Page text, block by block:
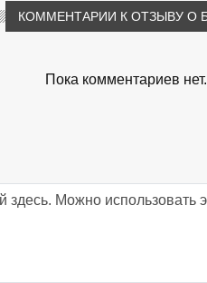
КОММЕНТАРИИ К ОТЗЫВУ О
Пока комментариев